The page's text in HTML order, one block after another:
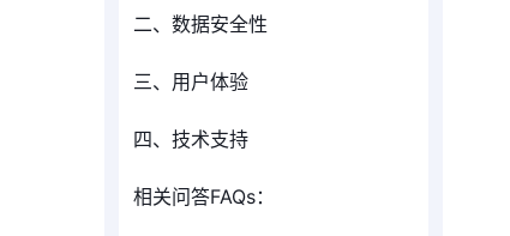
二、数据安全性
三、用户体验
四、技术支持
相关问答FAQs：